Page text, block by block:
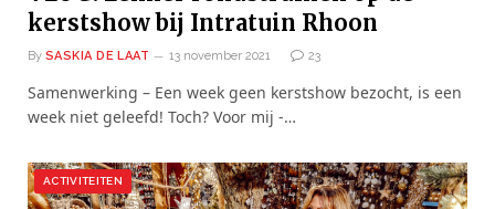
kerstshow bij Intratuin Rhoon
By SASKIA DE LAAT 13 november 2021 23
Samenwerking – Een week geen kerstshow bezocht, is een
week niet geleefd! Toch? Voor mij -…
ACTIVITEITEN